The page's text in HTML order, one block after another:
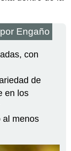
Engaño
con
de
en los
al menos